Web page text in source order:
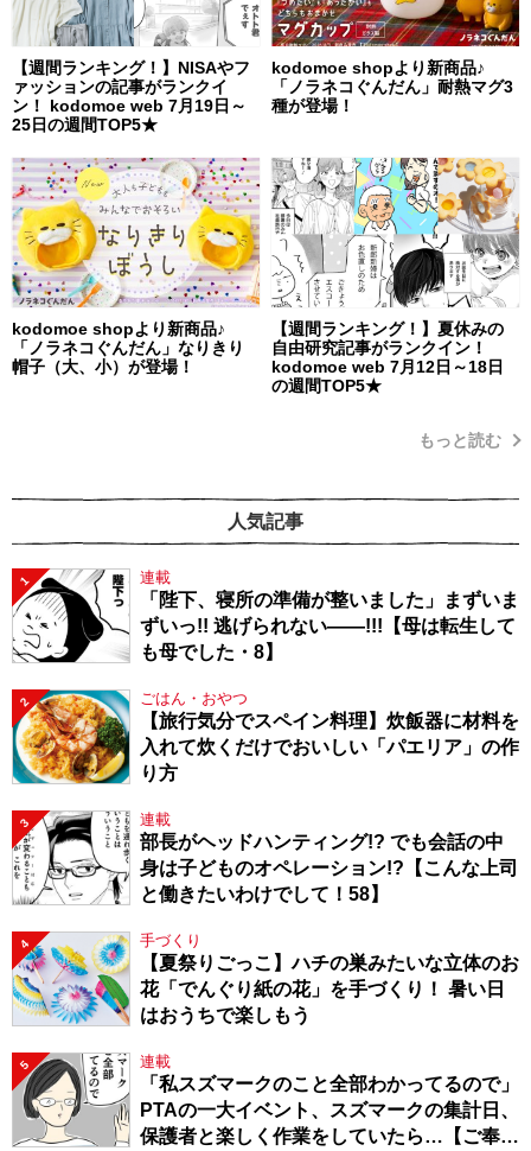
【週間ランキング！】NISAやフ
ァッションの記事がランクイ
ン！ kodomoe web 7月19日～
25日の週間TOP5★
kodomoe shopより新商品♪
「ノラネコぐんだん」耐熱マグ3
種が登場！
kodomoe shopより新商品♪
「ノラネコぐんだん」なりきり
帽子（大、小）が登場！
【週間ランキング！】夏休みの
自由研究記事がランクイン！
kodomoe web 7月12日～18日
の週間TOP5★
もっと読む
人気記事
1 連載
「陛下、寝所の準備が整いました」まずいま
ずいっ!! 逃げられない――!!!【母は転生して
も母でした・8】
2 ごはん・おやつ
【旅行気分でスペイン料理】炊飯器に材料を
入れて炊くだけでおいしい「パエリア」の作
り方
3 連載
部長がヘッドハンティング!? でも会話の中
身は子どものオペレーション!?【こんな上司
と働きたいわけでして！58】
4 手づくり
【夏祭りごっこ】ハチの巣みたいな立体のお
花「でんぐり紙の花」を手づくり！ 暑い日
はおうちで楽しもう
5 連載
「私スズマークのこと全部わかってるので」
PTAの一大イベント、スズマークの集計日、
保護者と楽しく作業をしていたら…【ご奉仕